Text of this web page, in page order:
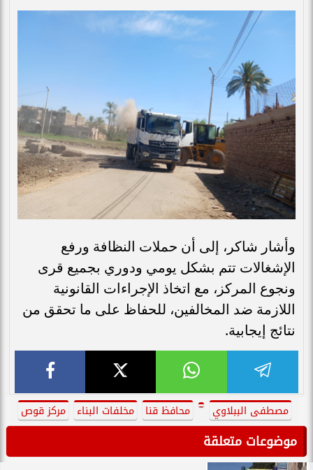
وأشار شاكر، إلى أن حملات النظافة ورفع
الإشغالات تتم بشكل يومي ودوري بجميع قرى
ونجوع المركز، مع اتخاذ الإجراءات القانونية
اللازمة ضد المخالفين، للحفاظ على ما تحقق من
نتائج إيجابية.
مصطفى الببلاوي محافظ قنا مخلفات البناء مركز قوص
موضوعات متعلقة